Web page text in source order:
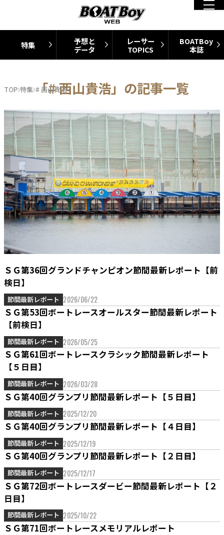
特集
予想と
データ
レーサー
TOPICS
BOATBoy
本誌
TOP 特集 # 西山貴浩
「# 西山貴浩」の記事一覧
ＳＧ第36回グランドチャンピオン節間最新レポート【前
検日】
節間最新レポート 2026/06/22
ＳＧ第53回ボートレースオールスター節間最新レポート
【前検日】
節間最新レポート 2026/05/25
ＳＧ第61回ボートレースクラシック節間最新レポート
【５日目】
節間最新レポート 2026/03/28
ＳＧ第40回グランプリ節間最新レポート【５日目】
節間最新レポート 2025/12/20
ＳＧ第40回グランプリ節間最新レポート【４日目】
節間最新レポート 2025/12/19
ＳＧ第40回グランプリ節間最新レポート【２日目】
節間最新レポート 2025/12/17
ＳＧ第72回ボートレースダービー節間最新レポート【２
日目】
節間最新レポート 2025/10/22
ＳＧ第71回ボートレースメモリアルレポート